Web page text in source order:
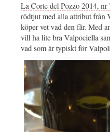
La Corte del Pozzo 2014, nr
rödtjut med alla attribut från
köper vet vad den får. Med
vill ha lite bra Valpociella
vad som är typiskt för